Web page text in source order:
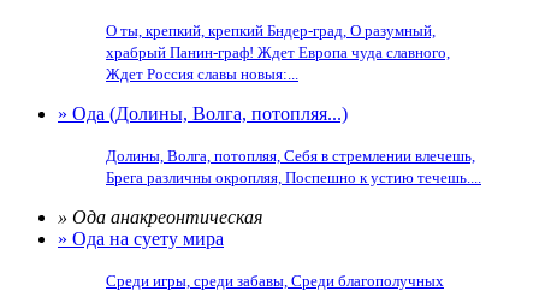
О ты, крепкий, крепкий Бндер-град, О разумный,
храбрый Панин-граф! Ждет Европа чуда славного,
Ждет Россия славы новыя:...
» Ода (Долины, Волга, потопляя...)
Долины, Волга, потопляя, Себя в стремлении влечешь,
Брега различны окропляя, Поспешно к устию течешь....
» Ода анакреонтическая
» Ода на суету мира
Среди игры, среди забавы, Среди благополучных